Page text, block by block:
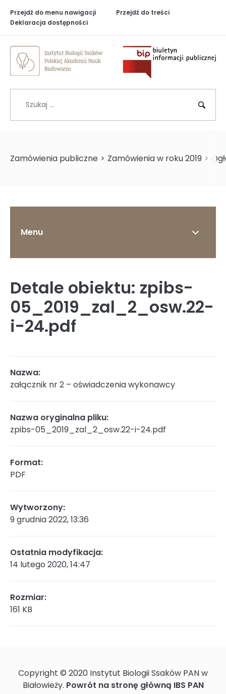
Przejdź do menu nawigacji
Przejdź do treści
Deklaracja dostępności
Biuletyn
Szukaj
>
Zamówienia publiczne > Zamówienia w roku 2019 >
Menu
O Instytucie
Dyrekcja
Struktura organizacyjna
Rada Naukowa
Szkoła doktorska Bioplanet
Konkursy na stanowiska
Zamówienia publiczne
Detale obiektu: zpibs-
05_2019_zal_2_osw.22-
i-24.pdf
Nazwa:
załącznik nr 2 – oświadczenia wykonawcy
Nazwa oryginalna pliku:
zpibs-05_2019_zal_2_osw.22-i-24.pdf
Format:
PDF
Wytworzony:
9 grudnia 2022, 13:36
Ostatnia modyfikacja:
14 lutego 2020, 14:47
Rozmiar:
161 KB
Copyright © 2020 Instytut Biologii Ssaków PAN w
Białowieży. Powrót na stronę główną IBS PAN